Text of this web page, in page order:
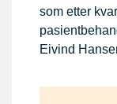
som etter
Eivind